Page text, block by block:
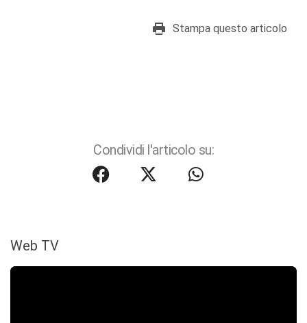
Stampa questo articolo
Condividi l'articolo su:
Web TV